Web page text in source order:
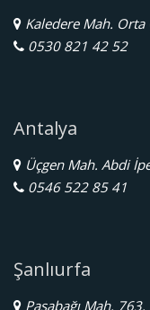
Kaledere Mah. Orta
0530 821 42 52
Antalya
Üçgen Mah. Abdi
0546 522 85 41
Şanlıurfa
Paşabağı Mah.